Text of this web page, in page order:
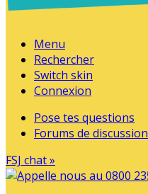
Menu
Rechercher
Switch skin
Connexion
Pose tes questions
Forums de discussion
FSJ chat »